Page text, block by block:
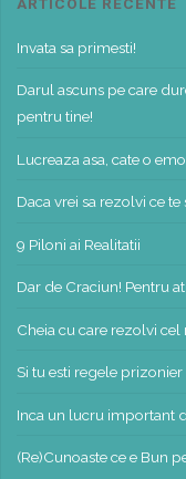
Invata sa primesti!
Darul ascuns pe care
pentru tine!
Lucreaza asa, cate o
Daca vrei sa rezolvi ce
9 Piloni ai Realitatii
Dar de Craciun! Pentru
Cheia cu care rezolvi
Si tu esti regele
Inca un lucru important
(Re)Cunoaste ce e Bun